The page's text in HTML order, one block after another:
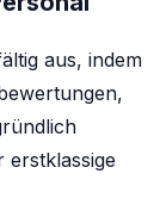
aus, indem
erstklassige